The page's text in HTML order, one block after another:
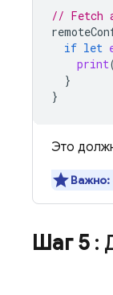
// Fetch
if let
print
}
}
Это
Важно:
Шаг 5 :